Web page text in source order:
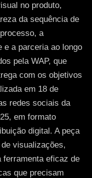
no produto,
da sequência de
a
e a parceria ao longo
pela WAP, que
com os objetivos
em 18 de
redes sociais da
em formato
digital. A peça
visualizações,
ferramenta eficaz de
que precisam